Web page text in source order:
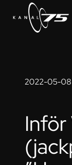
2022-05-08